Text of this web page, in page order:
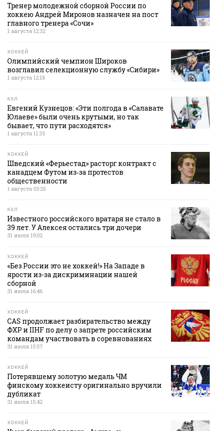
Тренер молодежной сборной России по
хоккею Андрей Миронов назначен на пост
главного тренера «Сочи»
1 августа 12:32
ХОККЕЙ
Олимпийский чемпион Широков
возглавил селекционную службу «Сибири»
1 августа 12:18
КХЛ
Евгений Кузнецов: «Эти полгода в «Салавате
Юлаеве» были очень крутыми, но так
бывает, что пути расходятся»
1 августа 11:33
ХОККЕЙ
Шведский «Ферьестад» расторг контракт с
канадцем Футом из‑за протестов
общественности
1 августа 03:25
КХЛ
Известного российского вратаря не стало в
39 лет. У Алексея остались три дочери
31 июля 19:02
ХОККЕЙ
«Без России это не хоккей!» На Западе в
ярости из-за дискриминации нашей
сборной
31 июля 16:46
ХОККЕЙ
CAS продолжает разбирательство между
ФХР и IIHF по делу о запрете российским
командам участвовать в соревнованиях
31 июля 15:57
ХОККЕЙ
Потерявшему золотую медаль ЧМ
финскому хоккеисту оригинально вручили
дубликат
31 июля 15:42
ХОККЕЙ